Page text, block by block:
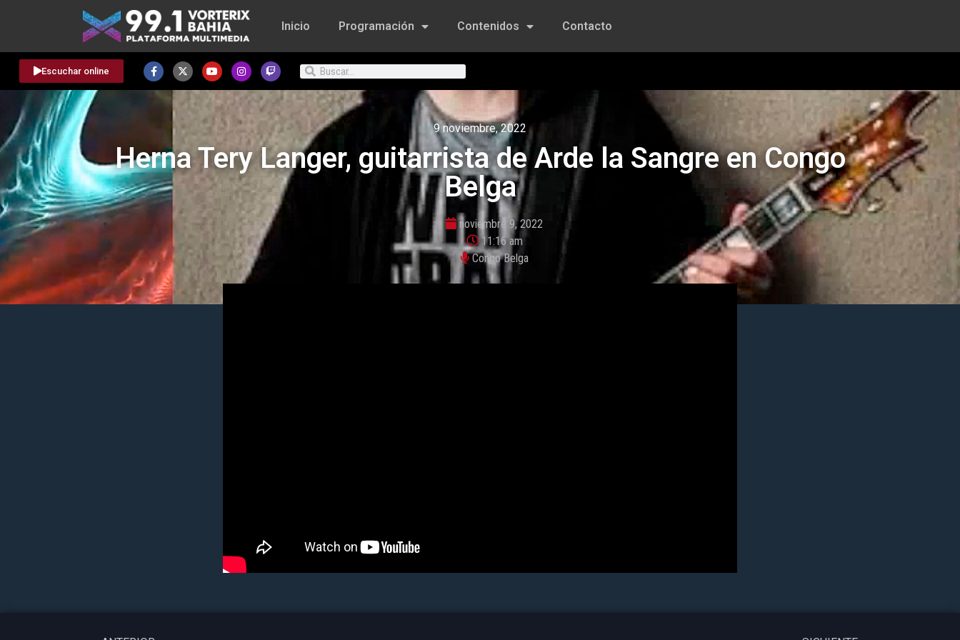
Inicio Programación Contenidos Contacto
Escuchar online
9 noviembre, 2022
Herna Tery Langer, guitarrista de Arde la Sangre en Congo
Belga
noviembre 9, 2022
11:16 am
Congo Belga